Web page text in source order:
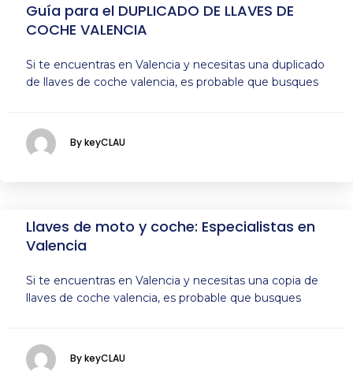
Guía para el DUPLICADO DE LLAVES DE
COCHE VALENCIA
Si te encuentras en Valencia y necesitas una duplicado
de llaves de coche valencia, es probable que busques
By keyCLAU
Llaves de moto y coche: Especialistas en
Valencia
Si te encuentras en Valencia y necesitas una copia de
llaves de coche valencia, es probable que busques
By keyCLAU